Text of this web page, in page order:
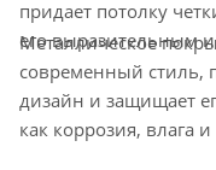
придает потолку
его выразительным
Металлическое
современный стиль,
дизайн и защищает
как коррозия, влага